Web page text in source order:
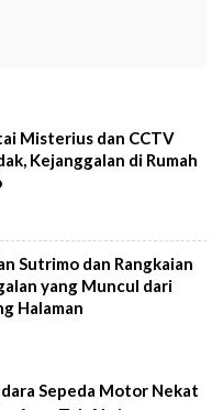
Misterius dan CCTV
Kejanggalan di Rumah
Sutrimo dan Rangkaian
yang Muncul dari
Halaman
Sepeda Motor Nekat